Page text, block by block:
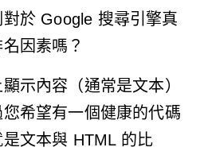
於 Google 搜尋引擎真
因素嗎？
示內容（通常是文本）
希望有一個健康的代碼
文本與 HTML 的比